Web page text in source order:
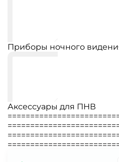
Приборы ночного
Аксессуары для ПНВ